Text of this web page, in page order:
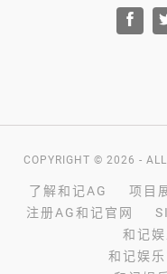
COPYRIGHT © 2026 - ALL
了解和记AG 项目
注册AG和记官网
和记
和记娱